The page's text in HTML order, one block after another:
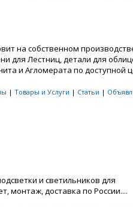
на собственном
для Лестниц, детали для
и Агломерата по доступной
| Товары и Услуги | Статьи |
и светильников для
монтаж, доставка по России....